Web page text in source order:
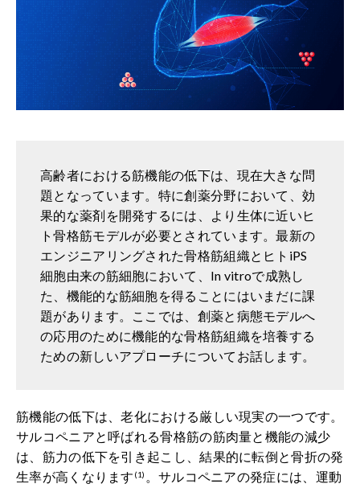
高齢者における筋機能の低下は、現在大きな問
題となっています。特に創薬分野において、効
果的な薬剤を開発するには、より生体に近いヒ
ト骨格筋モデルが必要とされています。最新の
エンジニアリングされた骨格筋組織とヒトiPS
細胞由来の筋細胞において、In vitroで成熟し
た、機能的な筋細胞を得ることにはいまだに課
題があります。ここでは、創薬と病態モデルへ
の応用のために機能的な骨格筋組織を培養する
ための新しいアプローチについてお話します。
筋機能の低下は、老化における厳しい現実の一つです。
サルコペニアと呼ばれる骨格筋の筋肉量と機能の減少
は、筋力の低下を引き起こし、結果的に転倒と骨折の発
生率が高くなります (1) 。サルコペニアの発症には、運動